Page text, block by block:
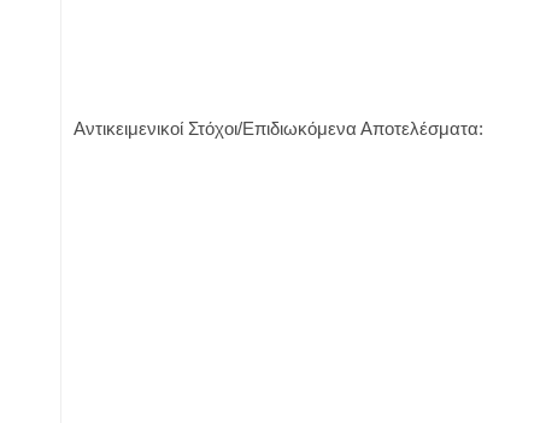
Αντικειμενικοί Στόχοι/Επιδιωκόμενα Αποτελέσματα: